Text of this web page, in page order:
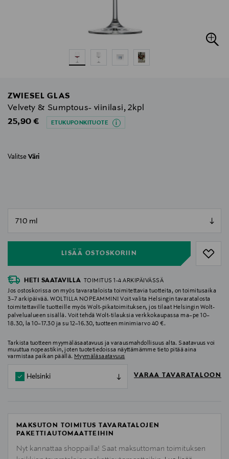
ZWIESEL GLAS
Velvety & Sumptous- viinilasi, 2kpl
Original Price
25,90 € ETUKUPONKITUOTE
Valitse Väri
LISÄÄ OSTOSKORIIN
null
HETI SAATAVILLA
TOIMITUS 1-4 ARKIPÄIVÄSSÄ
Jos ostoskorissa on myös tavarataloista toimitettavia tuotteita, on toimitusaika
3–7 arkipäivää. WOLTILLA NOPEAMMIN! Voit valita Helsingin tavaratalosta
toimitettaville tuotteille myös Wolt-pikatoimituksen, jos tilaat Helsingin Wolt-
palvelualueen sisällä. Voit tehdä Wolt-tilauksia verkkokaupassa ma–pe 10–
18.30, la 10–17.30 ja su 12–16.30, tuotteen minimiarvo 40 €.
Tarkista tuotteen myymäläsaatavuus ja varausmahdollisuus alta. Saatavuus voi
muuttua nopeastikin, joten tuotetiedoissa näyttämämme tieto pitää aina
varmistaa paikan päällä. Myymäläsaatavuus
Helsinki VARAA TAVARATALOON
MAKSUTON TOIMITUS TAVARATALOJEN
PAKETTIAUTOMAATTEIHIN
Nyt kannattaa shoppailla! Saat maksuttoman toimituksen